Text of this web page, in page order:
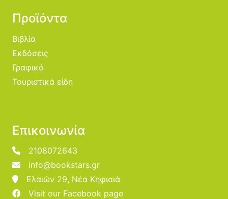
Προϊόντα
Βιβλία
Εκδόσεις
Γραφικά
Τουριστικά είδη
Επικοινωνία
2108072643
info@bookstars.gr
Ελαιών 29, Νέα Κηφισιά
Visit our Facebook page